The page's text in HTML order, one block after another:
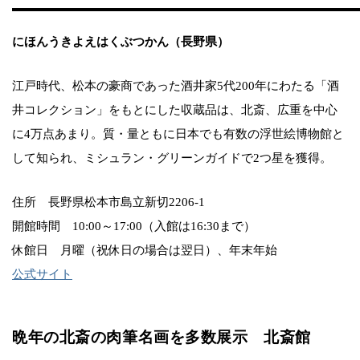
にほんうきよえはくぶつかん（長野県）
江戸時代、松本の豪商であった酒井家5代200年にわたる「酒
井コレクション」をもとにした収蔵品は、北斎、広重を中心
に4万点あまり。質・量ともに日本でも有数の浮世絵博物館と
して知られ、ミシュラン・グリーンガイドで2つ星を獲得。
住所 長野県松本市島立新切2206-1
開館時間 10:00～17:00（入館は16:30まで）
休館日 月曜（祝休日の場合は翌日）、年末年始
公式サイト
晩年の北斎の肉筆名画を多数展示 北斎館